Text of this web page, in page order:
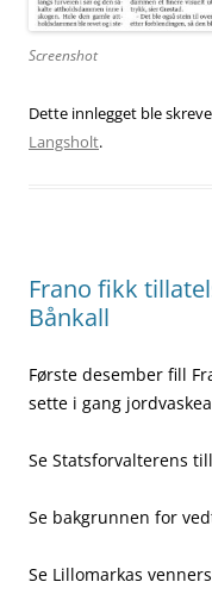
Screenshot
Dette innlegget ble
Langsholt.
Frano fikk
Bånkall
Første desember fill
sette i gang
Se Statsforvalterens
Se bakgrunnen for
Se Lillomarkas